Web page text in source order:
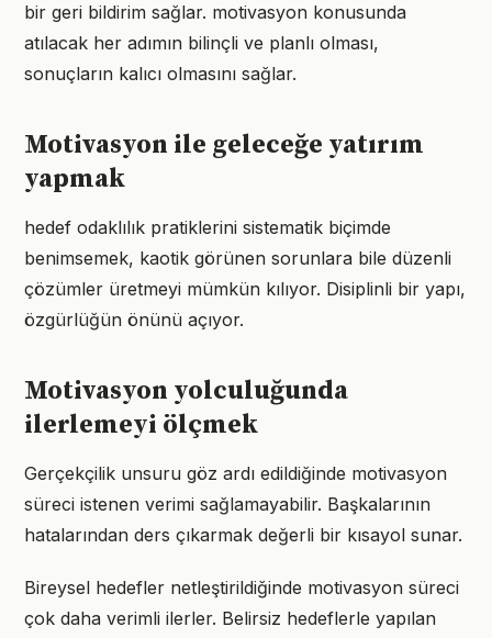
bir geri bildirim sağlar. motivasyon konusunda
atılacak her adımın bilinçli ve planlı olması,
sonuçların kalıcı olmasını sağlar.
Motivasyon ile geleceğe yatırım
yapmak
hedef odaklılık pratiklerini sistematik biçimde
benimsemek, kaotik görünen sorunlara bile düzenli
çözümler üretmeyi mümkün kılıyor. Disiplinli bir yapı,
özgürlüğün önünü açıyor.
Motivasyon yolculuğunda
ilerlemeyi ölçmek
Gerçekçilik unsuru göz ardı edildiğinde motivasyon
süreci istenen verimi sağlamayabilir. Başkalarının
hatalarından ders çıkarmak değerli bir kısayol sunar.
Bireysel hedefler netleştirildiğinde motivasyon süreci
çok daha verimli ilerler. Belirsiz hedeflerle yapılan